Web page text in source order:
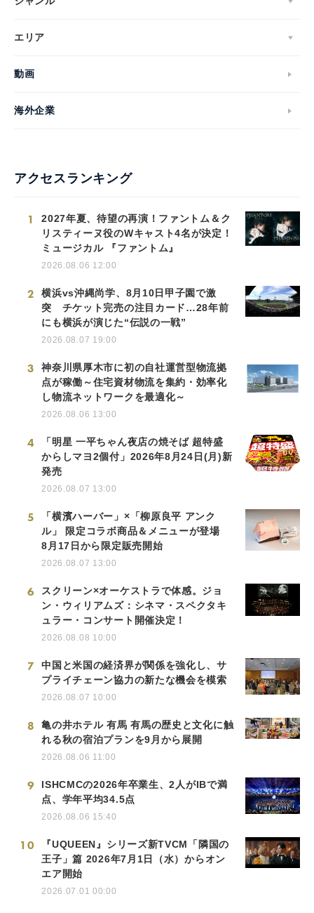
エリア
動画
海外企業
アクセスランキング
1
2027年夏、待望の再演！ファントム＆ク
リスティーヌ役のWキャスト4名が決定！
ミュージカル 『ファントム』
2026.08.06 12:00
2
横浜vs沖縄尚学、8月10日甲子園で激
突 チケット完売の注目カード…28年前
にも横浜が演じた“伝説の一戦”
2026.08.07 19:00
3
神奈川県厚木市に初の自社運営型物流拠
点が稼働～住宅資材物流を集約・効率化
し物流ネットワークを最適化～
2026.08.06 13:00
4
「明星 一平ちゃん夜店の焼そば 超特盛
からしマヨ2個付」2026年8月24日(月)新
発売
2026.08.07 13:00
5
「横濱ハーバー」×「柳原良平 アンク
ル」 限定コラボ商品＆メニューが登場
8月17日から限定販売開始
2026.08.07 13:00
6
スクリーン×オーケストラで体感。ジョ
ン・ウィリアムズ：シネマ・スペクタキ
ュラー・コンサート開催決定！
2026.08.08 10:00
7
中国と米国の経済界が関係を強化し、サ
プライチェーン協力の新たな機会を模索
2026.08.07 10:00
8
亀の井ホテル 有馬 有馬の歴史と文化に触
れる秋の宿泊プランを9月から展開
2026.08.06 11:00
9
ISHCMCの2026年卒業生、2人がIBで満
点、学年平均34.5点
2026.08.06 15:40
10
『UQUEEN』シリーズ新TVCM「隣国の
王子」篇 2026年7月1日（水）からオン
エア開始
2026.07.01 00:00